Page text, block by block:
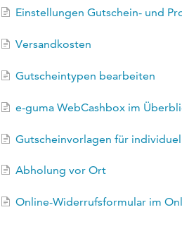
Einstellungen Gutschein- und
Versandkosten
Gutscheintypen bearbeiten
e-guma WebCashbox im
Gutscheinvorlagen für
Abholung vor Ort
Online-Widerrufsformular im